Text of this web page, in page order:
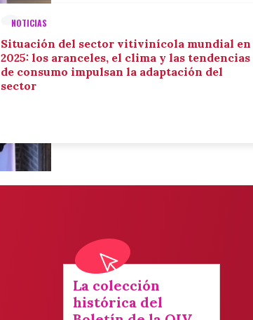
NOTICIAS
Situación del sector vitivinícola mundial en
2025: los aranceles, el clima y las tendencias
de consumo impulsan la adaptación del
sector
La colección
histórica del